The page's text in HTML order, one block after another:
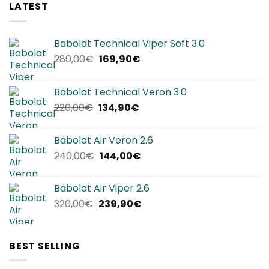
LATEST
Babolat Technical Viper Soft 3.0
280,00€ Il
era:
280,00€.
169,90€Il
è:
Babolat Technical Veron 3.0
220,00€ Il
era:
220,00€.
134,90€Il
è:
134,90€.
Babolat Air Veron 2.6
240,00€ Il
era:
240,00€.
144,00€Il
è:
144,00€.
Babolat Air Viper 2.6
320,00€ Il
239,90€Il
BEST SELLING